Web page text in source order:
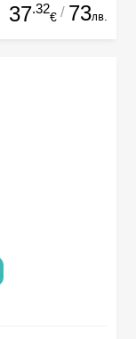
37.32
€ / 73лв.